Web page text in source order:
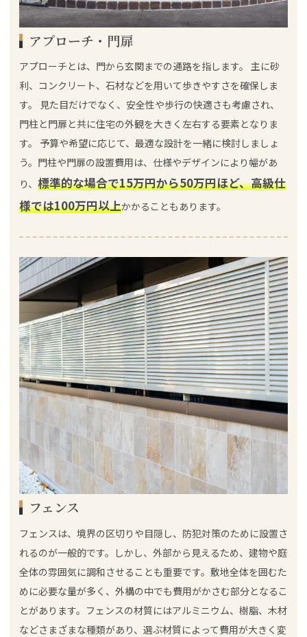
アプローチ・門扉
アプローチとは、門から玄関までの通路を指します。 主に砂
利、コンクリート、石材などを用いて歩きやすさを確保しま
す。 見た目だけでなく、安全性や歩行の快適さも考慮され、
門柱と門扉と共に住宅の外観を大きく左右する要素となりま
す。 予算や希望に応じて、最適な設計を一緒に検討しましょ
う。門柱や門扉の設置費用は、仕様やデザインにより幅があ
り、 標準的な場合で15万円から50万円ほど、高級仕
様では100万円以上かかることもあります。
フェンス
フェンスは、境界の区切りや目隠し、防犯対策のために設置さ
れるのが一般的です。しかし、外部から見えるため、建物や庭
全体の雰囲気に調和させることも重要です。敷地全体を囲むた
めに必要な量が多く、外構の中でも費用がかさむ部分となるこ
とがあります。フェンスの材質にはアルミニウム、樹脂、木材
などさまざまな種類があり、選ぶ材質によって費用が大きく変